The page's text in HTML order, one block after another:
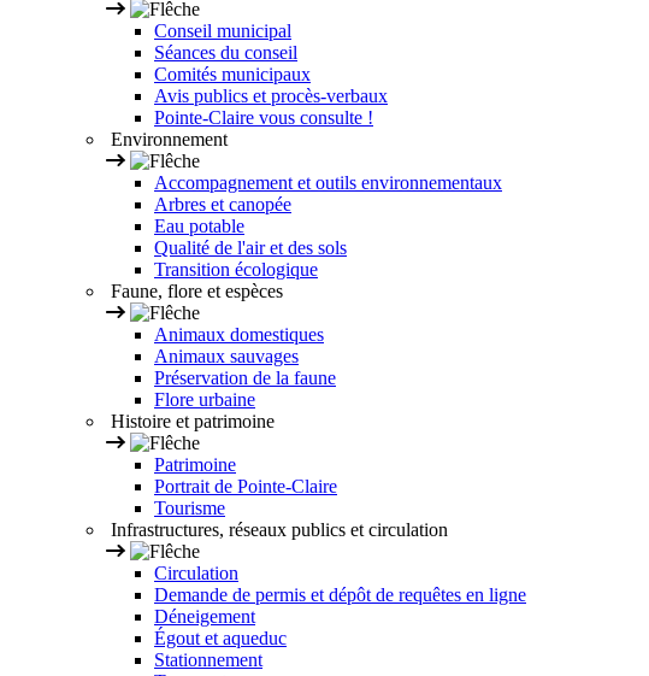
Conseil municipal
Séances du conseil
Comités municipaux
Avis publics et procès-verbaux
Pointe-Claire vous consulte !
Environnement
Accompagnement et outils environnementaux
Arbres et canopée
Eau potable
Qualité de l'air et des sols
Transition écologique
Faune, flore et espèces
Animaux domestiques
Animaux sauvages
Préservation de la faune
Flore urbaine
Histoire et patrimoine
Patrimoine
Portrait de Pointe-Claire
Tourisme
Infrastructures, réseaux publics et circulation
Circulation
Demande de permis et dépôt de requêtes en ligne
Déneigement
Égout et aqueduc
Stationnement